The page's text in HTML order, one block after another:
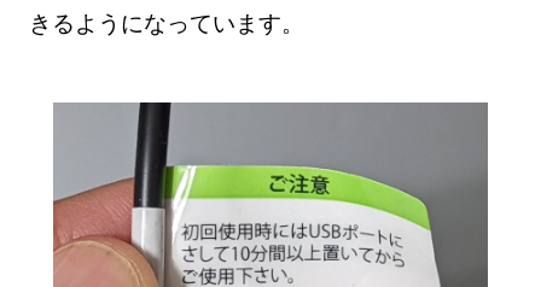
きるようになっています。